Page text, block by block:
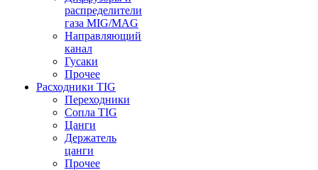
распределители
газа MIG/MAG
Направляющий
канал
Гусаки
Прочее
Расходники TIG
Переходники
Сопла TIG
Цанги
Держатель
цанги
Прочее